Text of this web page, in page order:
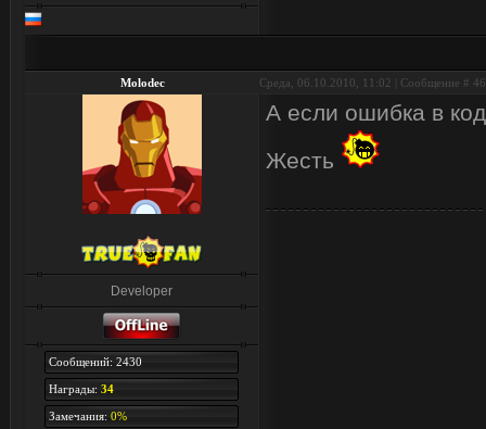
Molodec Среда, 06.10.2010, 11:02 | Сообщение # 46
Developer
Сообщений: 2430
Награды: 34
Замечания: 0%
А если ошибка в
Жесть